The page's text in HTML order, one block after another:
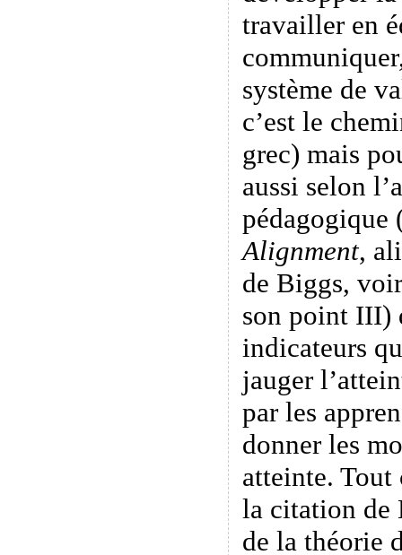
travailler en
système de
c’est le
grec) mais
aussi selon
pédagogique
Alignment,
de Biggs,
son point III)
indicateurs
jauger
par les
donner les
atteinte. Tout
la citation de
de la théorie